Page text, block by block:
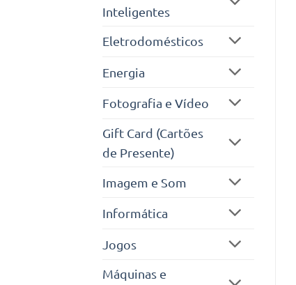
Inteligentes
Eletrodomésticos
Energia
Fotografia e Vídeo
Gift Card (Cartões
de Presente)
Imagem e Som
Informática
Jogos
Máquinas e